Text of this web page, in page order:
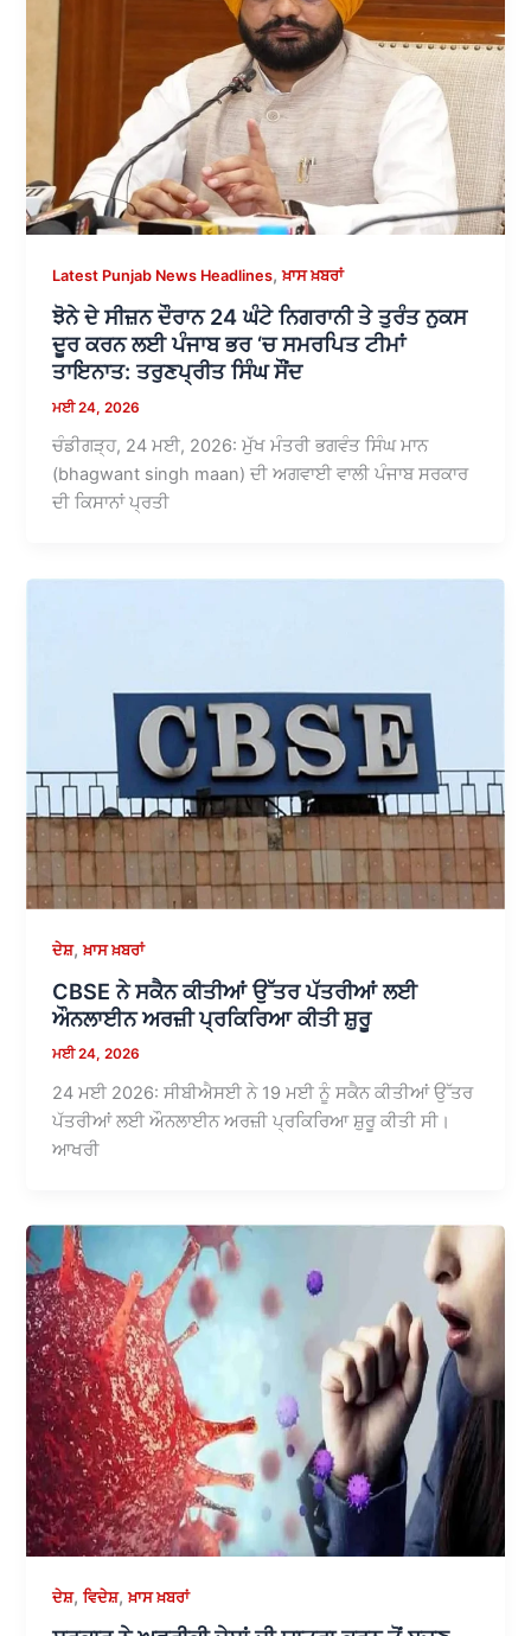
Latest Punjab News Headlines,ਖ਼ਾਸ ਖ਼ਬਰਾਂ
ਝੋਨੇ ਦੇ ਸੀਜ਼ਨ ਦੌਰਾਨ 24 ਘੰਟੇ ਨਿਗਰਾਨੀ ਤੇ ਤੁਰੰਤ ਨੁਕਸ
ਦੂਰ ਕਰਨ ਲਈ ਪੰਜਾਬ ਭਰ ‘ਚ ਸਮਰਪਿਤ ਟੀਮਾਂ
ਤਾਇਨਾਤ: ਤਰੁਣਪ੍ਰੀਤ ਸਿੰਘ ਸੌਂਦ
ਮਈ 24, 2026
ਚੰਡੀਗੜ੍ਹ, 24 ਮਈ, 2026: ਮੁੱਖ ਮੰਤਰੀ ਭਗਵੰਤ ਸਿੰਘ ਮਾਨ
(bhagwant singh maan) ਦੀ ਅਗਵਾਈ ਵਾਲੀ ਪੰਜਾਬ ਸਰਕਾਰ
ਦੀ ਕਿਸਾਨਾਂ ਪ੍ਰਤੀ
ਦੇਸ਼,ਖ਼ਾਸ ਖ਼ਬਰਾਂ
CBSE ਨੇ ਸਕੈਨ ਕੀਤੀਆਂ ਉੱਤਰ ਪੱਤਰੀਆਂ ਲਈ
ਔਨਲਾਈਨ ਅਰਜ਼ੀ ਪ੍ਰਕਿਰਿਆ ਕੀਤੀ ਸ਼ੁਰੂ
ਮਈ 24, 2026
24 ਮਈ 2026: ਸੀਬੀਐਸਈ ਨੇ 19 ਮਈ ਨੂੰ ਸਕੈਨ ਕੀਤੀਆਂ ਉੱਤਰ
ਪੱਤਰੀਆਂ ਲਈ ਔਨਲਾਈਨ ਅਰਜ਼ੀ ਪ੍ਰਕਿਰਿਆ ਸ਼ੁਰੂ ਕੀਤੀ ਸੀ।
ਆਖਰੀ
ਦੇਸ਼,ਵਿਦੇਸ਼,ਖ਼ਾਸ ਖ਼ਬਰਾਂ